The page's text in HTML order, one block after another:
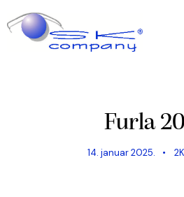
Furla
14. januar 2025. 2K